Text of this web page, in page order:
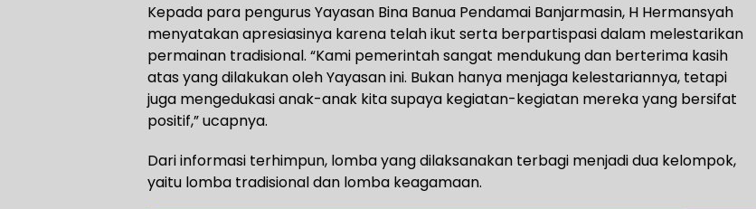
Kepada para pengurus Yayasan Bina Banua Pendamai Banjarmasin, H Hermansyah
menyatakan apresiasinya karena telah ikut serta berpartispasi dalam melestarikan
permainan tradisional. “Kami pemerintah sangat mendukung dan berterima kasih
atas yang dilakukan oleh Yayasan ini. Bukan hanya menjaga kelestariannya, tetapi
juga mengedukasi anak-anak kita supaya kegiatan-kegiatan mereka yang bersifat
positif,” ucapnya.
Dari informasi terhimpun, lomba yang dilaksanakan terbagi menjadi dua kelompok,
yaitu lomba tradisional dan lomba keagamaan.